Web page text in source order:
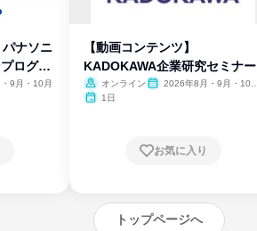
パナソニ
ログラ
9月・10月
【動画コンテンツ】
KADOKAWA企業研究セミナー
オンライン
2026年8月・9月・10
1日
お気に入り
トップページへ